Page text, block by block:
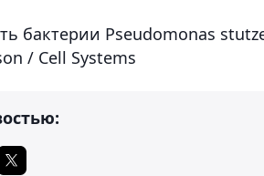
бактерии Pseudomonas
/ Cell Systems